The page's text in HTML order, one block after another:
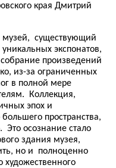
края Дмитрий
музей, существующий
экспонатов,
произведений
из-за ограниченных
в полной мере
Коллекция,
эпох и
пространства,
Это осознание стало
здания музея,
но и полноценно
художественного